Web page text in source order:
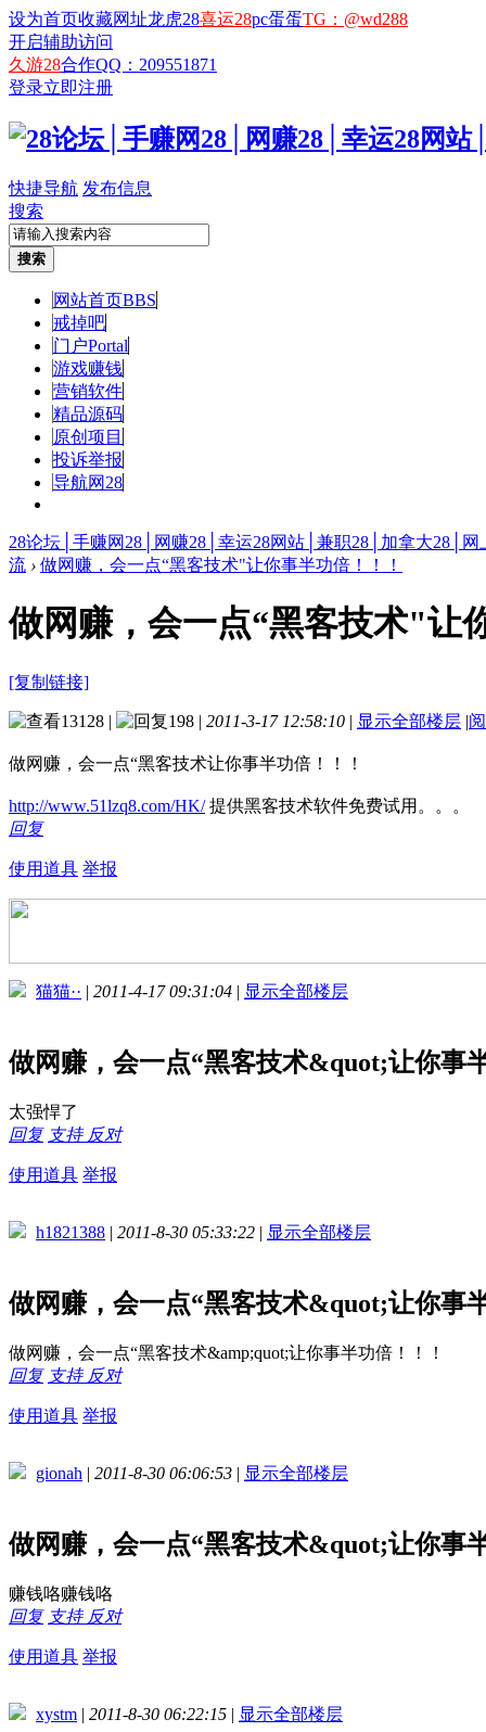
设为首页收藏网址龙虎28喜运28pc蛋蛋TG：@wd288
开启辅助访问
久游28合作QQ：209551871
登录立即注册
快捷导航 发布信息
搜索
搜索
网站首页BBS
戒掉吧
门户Portal
游戏赚钱
营销软件
精品源码
原创项目
投诉举报
导航网28
28论坛│手赚网28│网赚28│幸运28网站│兼职28│加拿大28│网
流 › 做网赚，会一点“黑客技术"让你事半功倍！！！
做网赚，会一点“黑客技术"让
[复制链接]
13128 | 198 | 2011-3-17 12:58:10 | 显示全部楼层 |
做网赚，会一点“黑客技术让你事半功倍！！！
http://www.51lzq8.com/HK/提供黑客技术软件免费试用。。。
回复
使用道具 举报
猫猫·· | 2011-4-17 09:31:04 | 显示全部楼层
做网赚，会一点“黑客技术&quot;让你事
太强悍了
回复 支持 反对
使用道具 举报
h1821388 | 2011-8-30 05:33:22 | 显示全部楼层
做网赚，会一点“黑客技术&quot;让你事
做网赚，会一点“黑客技术&amp;quot;让你事半功倍！！！
回复 支持 反对
使用道具 举报
gionah | 2011-8-30 06:06:53 | 显示全部楼层
做网赚，会一点“黑客技术&quot;让你事
赚钱咯赚钱咯
回复 支持 反对
使用道具 举报
xystm | 2011-8-30 06:22:15 | 显示全部楼层